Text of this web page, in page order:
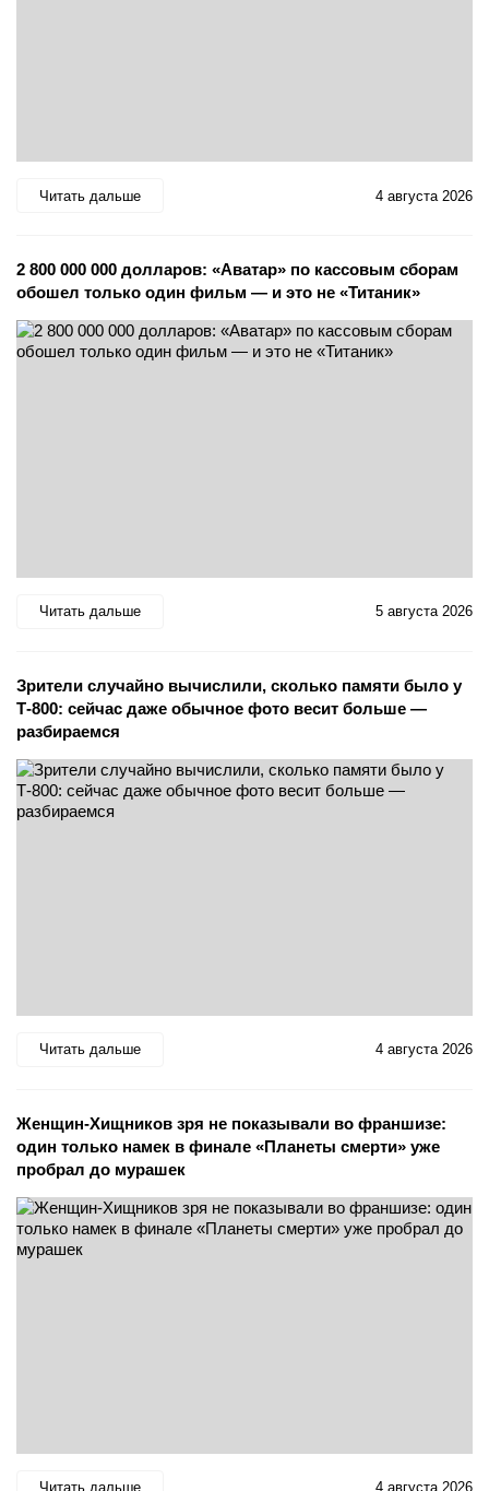
Читать дальше 4 августа 2026
2 800 000 000 долларов: «Аватар» по кассовым сборам
обошел только один фильм — и это не «Титаник»
Читать дальше 5 августа 2026
Зрители случайно вычислили, сколько памяти было у
Т-800: сейчас даже обычное фото весит больше —
разбираемся
Читать дальше 4 августа 2026
Женщин-Хищников зря не показывали во франшизе:
один только намек в финале «Планеты смерти» уже
пробрал до мурашек
Читать дальше 4 августа 2026